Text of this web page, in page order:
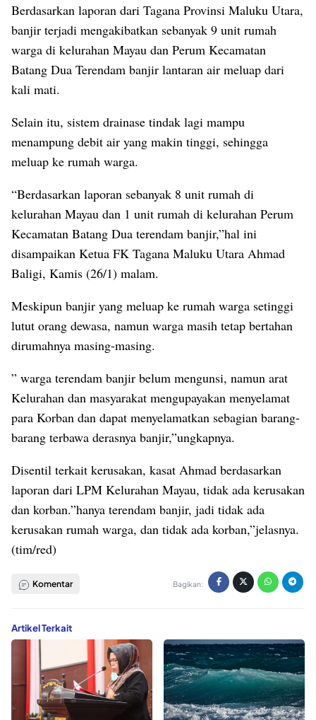
Berdasarkan laporan dari Tagana Provinsi Maluku Utara,
banjir terjadi mengakibatkan sebanyak 9 unit rumah
warga di kelurahan Mayau dan Perum Kecamatan
Batang Dua Terendam banjir lantaran air meluap dari
kali mati.
Selain itu, sistem drainase tindak lagi mampu
menampung debit air yang makin tinggi, sehingga
meluap ke rumah warga.
“Berdasarkan laporan sebanyak 8 unit rumah di
kelurahan Mayau dan 1 unit rumah di kelurahan Perum
Kecamatan Batang Dua terendam banjir,”hal ini
disampaikan Ketua FK Tagana Maluku Utara Ahmad
Baligi, Kamis (26/1) malam.
Meskipun banjir yang meluap ke rumah warga setinggi
lutut orang dewasa, namun warga masih tetap bertahan
dirumahnya masing-masing.
” warga terendam banjir belum mengunsi, namun arat
Kelurahan dan masyarakat mengupayakan menyelamat
para Korban dan dapat menyelamatkan sebagian barang-
barang terbawa derasnya banjir,”ungkapnya.
Disentil terkait kerusakan, kasat Ahmad berdasarkan
laporan dari LPM Kelurahan Mayau, tidak ada kerusakan
dan korban.”hanya terendam banjir, jadi tidak ada
kerusakan rumah warga, dan tidak ada korban,”jelasnya.
(tim/red)
Komentar Bagikan:
Artikel Terkait